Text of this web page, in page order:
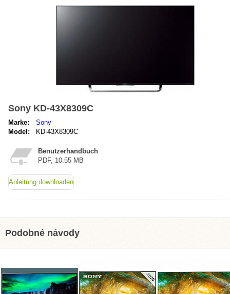
Sony KD-43X8309C
Marke:
Sony
Model:
KD-43X8309C
Benutzerhandbuch
PDF, 10.55 MB
Anleitung downloaden
Podobné návody